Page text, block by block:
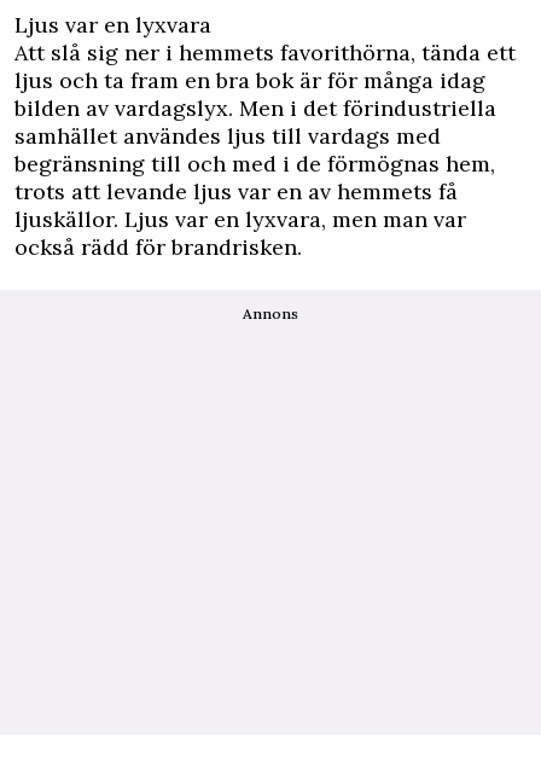
Ljus var en lyxvara
Att slå sig ner i hemmets favorithörna, tända ett
ljus och ta fram en bra bok är för många idag
bilden av vardagslyx. Men i det förindustriella
samhället användes ljus till vardags med
begränsning till och med i de förmögnas hem,
trots att levande ljus var en av hemmets få
ljuskällor. Ljus var en lyxvara, men man var
också rädd för brandrisken.
Annons